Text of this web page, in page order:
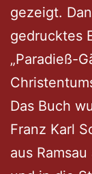
gezeigt.
gedrucktes
„Paradieß-
Das Buch
Franz Karl
aus